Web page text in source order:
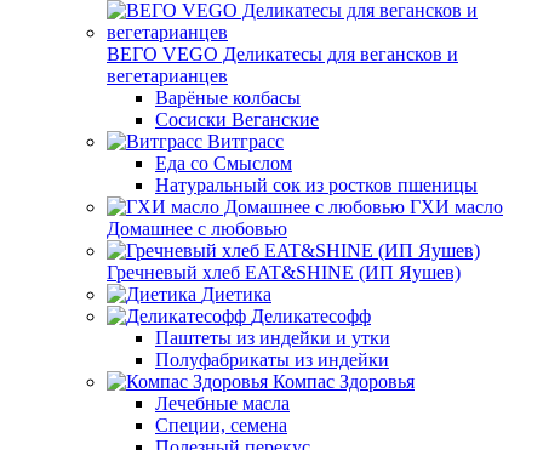
ВЕГО VEGO Деликатесы для вегансков и
вегетарианцев
Варёные колбасы
Сосиски Веганские
Витграсс
Еда со Смыслом
Натуральный сок из ростков пшеницы
ГХИ масло
Домашнее с любовью
Гречневый хлеб EAT&SHINE (ИП Яушев)
Диетика
Деликатесофф
Паштеты из индейки и утки
Полуфабрикаты из индейки
Компас Здоровья
Лечебные масла
Специи, семена